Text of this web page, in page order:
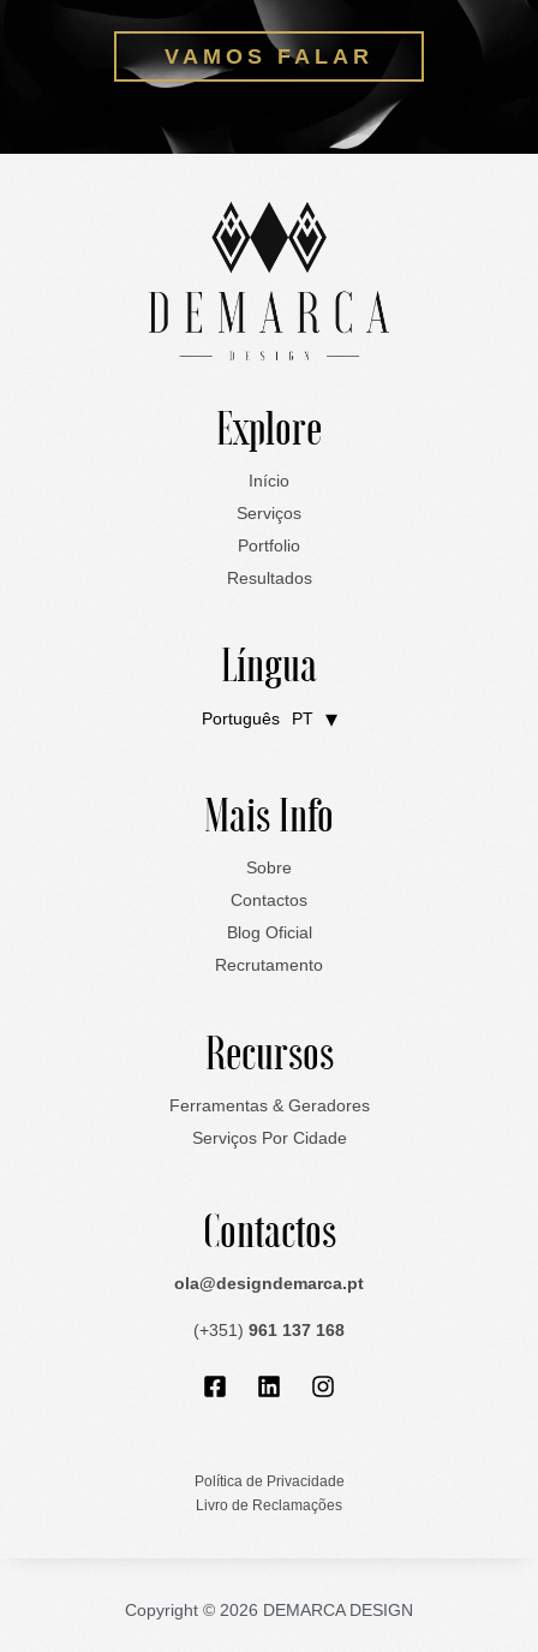
VAMOS FALAR
Explore
Início
Serviços
Portfolio
Resultados
Língua
Português PT
English EN
Mais Info
Sobre
Contactos
Blog Oficial
Recrutamento
Recursos
Ferramentas & Geradores
Serviços Por Cidade
Contactos
ola@designdemarca.pt
(+351) 961 137 168
Facebook-
LinkedinInstagram
Política de Privacidade
Livro de Reclamações
Copyright © 2026 DEMARCA DESIGN